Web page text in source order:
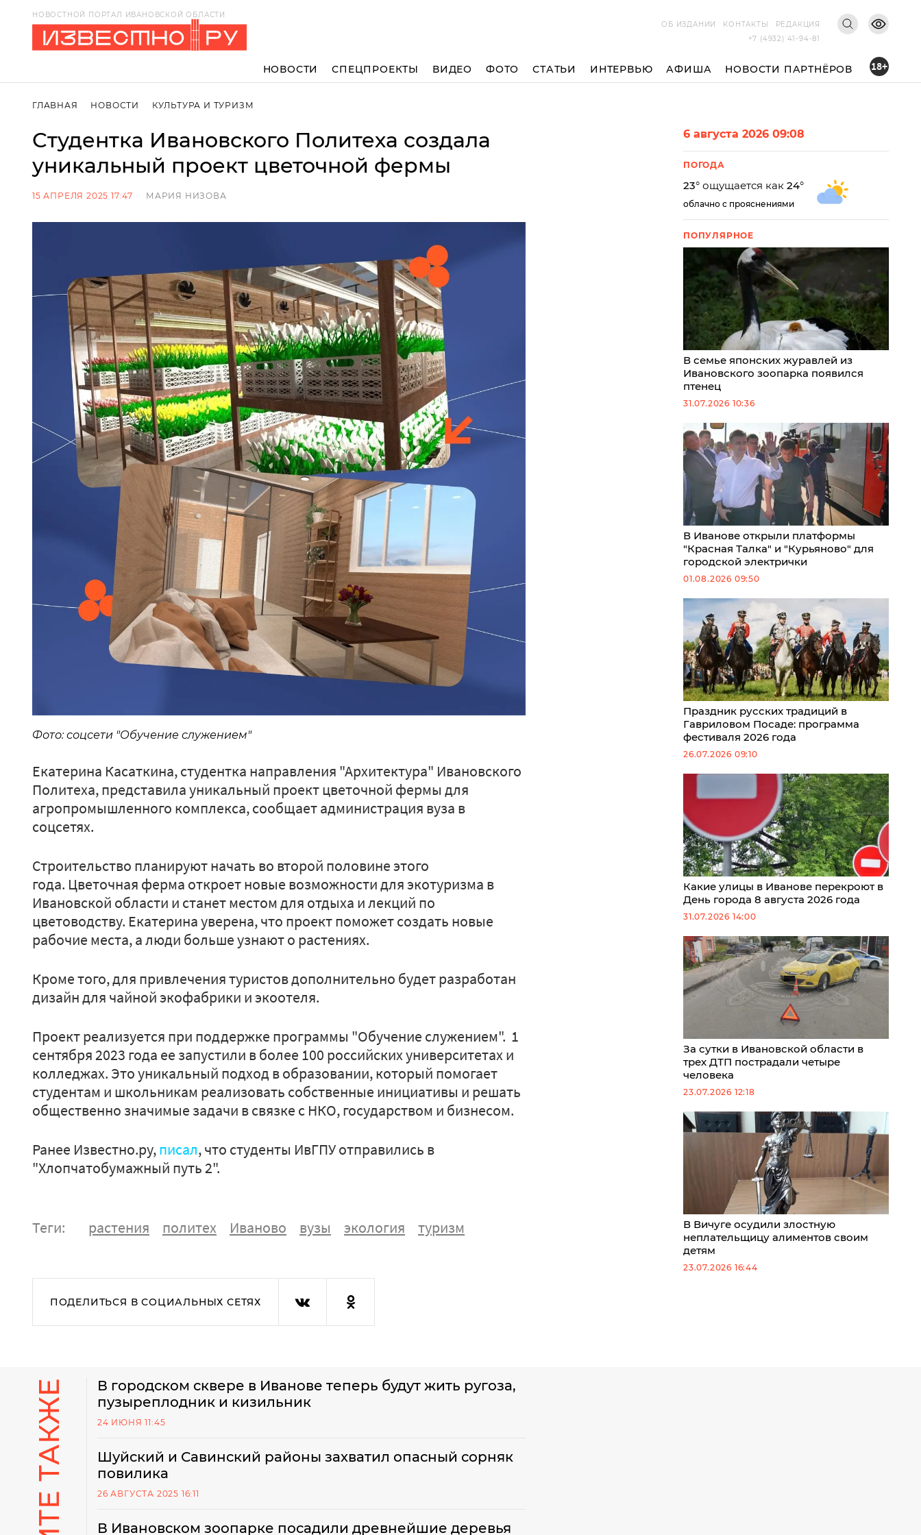
НОВОСТНОЙ ПОРТАЛ ИВАНОВСКОЙ ОБЛАСТИ
ОБ ИЗДАНИИ
КОНТАКТЫ
РЕДАКЦИЯ
+7 (4932) 41-94-81
НОВОСТИ СПЕЦПРОЕКТЫ ВИДЕО ФОТО СТАТЬИ ИНТЕРВЬЮ АФИША НОВОСТИ ПАРТНЁРОВ 18+
ГЛАВНАЯ НОВОСТИ КУЛЬТУРА И ТУРИЗМ
Студентка Ивановского Политеха создала
уникальный проект цветочной фермы
15 АПРЕЛЯ 2025 17:47 МАРИЯ НИЗОВА
Фото: соцсети "Обучение служением"
Екатерина Касаткина, студентка направления "Архитектура" Ивановского
Политеха, представила уникальный проект цветочной фермы для
агропромышленного комплекса, сообщает администрация вуза в
соцсетях.
Строительство планируют начать во второй половине этого
года. Цветочная ферма откроет новые возможности для экотуризма в
Ивановской области и станет местом для отдыха и лекций по
цветоводству. Екатерина уверена, что проект поможет создать новые
рабочие места, а люди больше узнают о растениях.
Кроме того, для привлечения туристов дополнительно будет разработан
дизайн для чайной экофабрики и экоотеля.
Проект реализуется при поддержке программы "Обучение служением". 1
сентября 2023 года ее запустили в более 100 российских университетах и
колледжах. Это уникальный подход в образовании, который помогает
студентам и школьникам реализовать собственные инициативы и решать
общественно значимые задачи в связке с НКО, государством и бизнесом.
Ранее Известно.ру,писал, что студенты ИвГПУ отправились в
"Хлопчатобумажный путь 2".
Теги: растения политех Иваново вузы экология туризм
ПОДЕЛИТЬСЯ В СОЦИАЛЬНЫХ СЕТЯХ
6 августа 2026 09:08
ПОГОДА
23° ощущается как 24°
облачно с прояснениями
ПОПУЛЯРНОЕ
В семье японских журавлей из
Ивановского зоопарка появился
птенец
31.07.2026 10:36
В Иванове открыли платформы
"Красная Талка" и "Курьяново" для
городской электрички
01.08.2026 09:50
Праздник русских традиций в
Гавриловом Посаде: программа
фестиваля 2026 года
26.07.2026 09:10
Какие улицы в Иванове перекроют в
День города 8 августа 2026 года
31.07.2026 14:00
За сутки в Ивановской области в
трех ДТП пострадали четыре
человека
23.07.2026 12:18
В Вичуге осудили злостную
неплательщицу алиментов своим
детям
23.07.2026 16:44
В городском сквере в Иванове теперь будут жить ругоза,
пузыреплодник и кизильник
24 ИЮНЯ 11:45
Шуйский и Савинский районы захватил опасный сорняк
повилика
26 АВГУСТА 2025 16:11
В Ивановском зоопарке посадили древнейшие деревья